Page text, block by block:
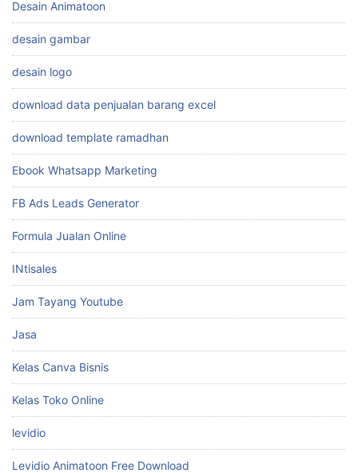
Desain Animatoon
desain gambar
desain logo
download data penjualan barang excel
download template ramadhan
Ebook Whatsapp Marketing
FB Ads Leads Generator
Formula Jualan Online
INtisales
Jam Tayang Youtube
Jasa
Kelas Canva Bisnis
Kelas Toko Online
levidio
Levidio Animatoon Free Download